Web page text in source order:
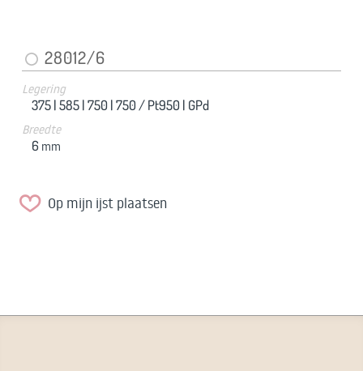
28012/6
Legering
375 |585 |750 |750 / Pt950 | GPd
Breedte
6 mm
Op mijn ijst plaatsen